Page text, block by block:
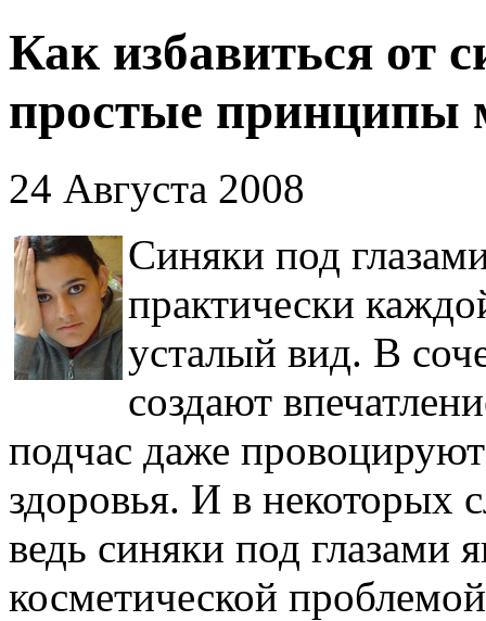
Как избавиться от
простые принципы
24 Августа 2008
Синяки под
практически
усталый вид. В
создают
подчас даже
здоровья. И в некоторых
ведь синяки под глазами
косметической